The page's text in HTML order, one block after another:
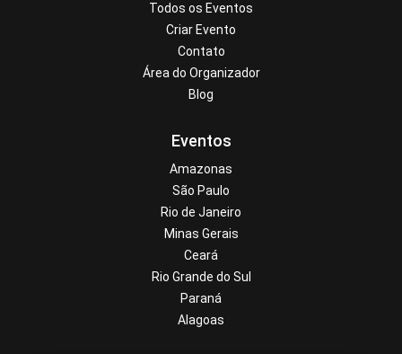
Todos os Eventos
Criar Evento
Contato
Área do Organizador
Blog
Eventos
Amazonas
São Paulo
Rio de Janeiro
Minas Gerais
Ceará
Rio Grande do Sul
Paraná
Alagoas